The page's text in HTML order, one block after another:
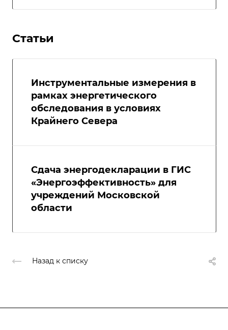
Статьи
Инструментальные измерения в
рамках энергетического
обследования в условиях
Крайнего Севера
Сдача энергодекларации в ГИС
«Энергоэффективность» для
учреждений Московской
области
Назад к списку